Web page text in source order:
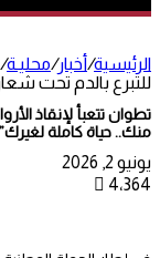
الرئيسية/أخبار/محليـة/
للتبرع بالدم تحت
تطوان تتعبأ لإنقاذ
منك.. حياة كاملة لغيرك”
يونيو 2, 2026
4٬364